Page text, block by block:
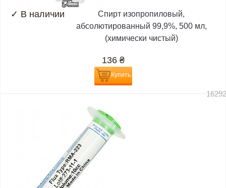
✓ В наличии
Спирт изопропиловый,
абсолютированный 99,9%, 500 мл,
(химически чистый)
136 ₴
Купить